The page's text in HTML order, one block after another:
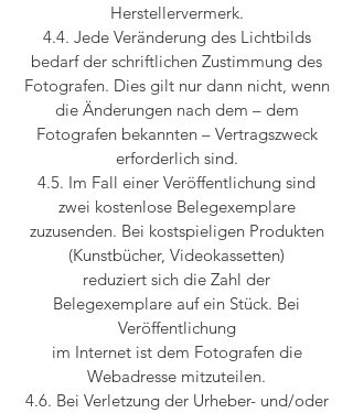
Herstellervermerk.
4.4. Jede Veränderung des Lichtbilds
bedarf der schriftlichen Zustimmung des
Fotografen. Dies gilt nur dann nicht, wenn
die Änderungen nach dem – dem
Fotografen bekannten – Vertragszweck
erforderlich sind.
4.5. Im Fall einer Veröffentlichung sind
zwei kostenlose Belegexemplare
zuzusenden. Bei kostspieligen Produkten
(Kunstbücher, Videokassetten)
reduziert sich die Zahl der
Belegexemplare auf ein Stück. Bei
Veröffentlichung
im Internet ist dem Fotografen die
Webadresse mitzuteilen.
4.6. Bei Verletzung der Urheber- und/oder